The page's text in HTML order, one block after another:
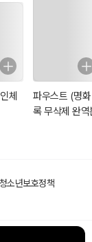
체
파우스트 (명
록 무삭제 완역
청소년보호정책